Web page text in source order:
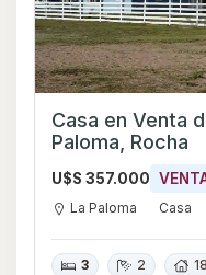
Casa en Venta de
Paloma, Rocha
U$S 357.000
La Paloma Casa
3 2